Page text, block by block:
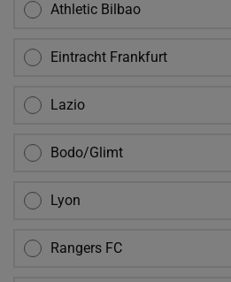
Athletic Bilbao
Eintracht Frankfurt
Lazio
Bodo/Glimt
Lyon
Rangers FC